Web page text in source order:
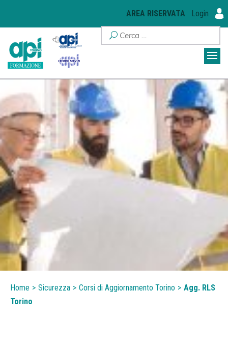
AREA RISERVATA Login
Home > Sicurezza > Corsi di Aggiornamento Torino > Agg. RLS
Torino